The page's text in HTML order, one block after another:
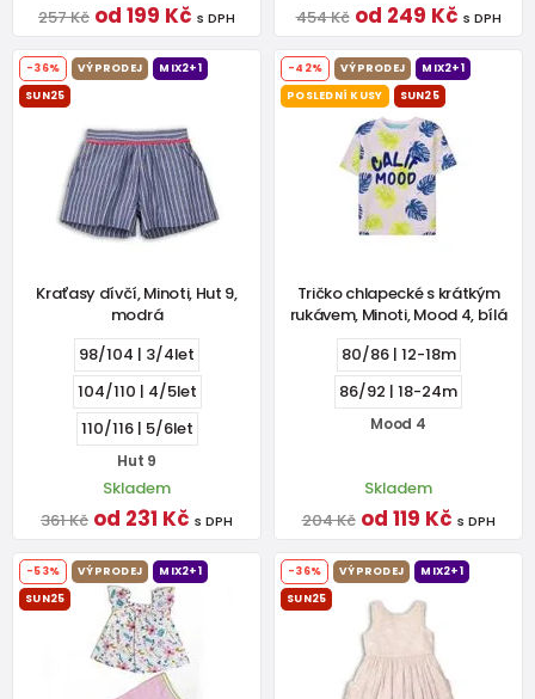
257 Kč od 199 Kč s DPH
454 Kč od 249 Kč s DPH
-36% VÝPRODEJ
MIX2+1
SUN25
Kraťasy dívčí, Minoti, Hut 9,
modrá
98/104 | 3/4let
104/110 | 4/5let
110/116 | 5/6let
Hut 9
Skladem
361 Kč od 231 Kč s DPH
-42% VÝPRODEJ
MIX2+1
POSLEDNÍ KUSY
SUN25
Tričko chlapecké s krátkým
rukávem, Minoti, Mood 4, bílá
80/86 | 12-18m
86/92 | 18-24m
Mood 4
Skladem
204 Kč od 119 Kč s DPH
-53% VÝPRODEJ
MIX2+1
SUN25
-36% VÝPRODEJ
MIX2+1
SUN25